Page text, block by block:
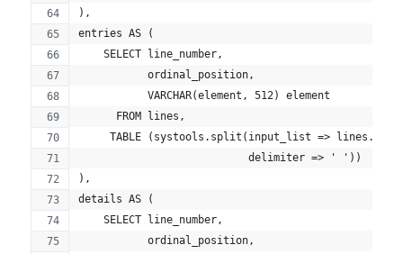
),
entries AS (
    SELECT line_number,
           ordinal_position,
           VARCHAR(element, 512) element
      FROM lines,
TABLE (systools.split(input_list =>
                           delimiter => ' '))
),
details AS (
    SELECT line_number,
           ordinal_position,